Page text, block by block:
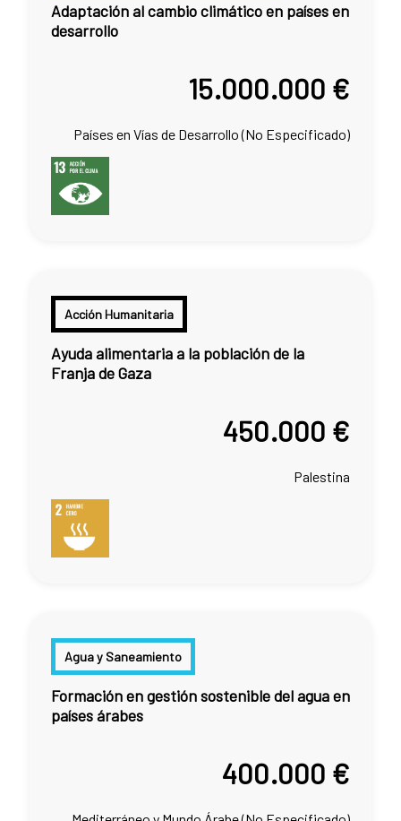
Adaptación al cambio climático en países en
desarrollo
15.000.000 €
Países en Vías de Desarrollo (No Especificado)
Acción Humanitaria
Ayuda alimentaria a la población de la
Franja de Gaza
450.000 €
Palestina
Agua y Saneamiento
Formación en gestión sostenible del agua en
países árabes
400.000 €